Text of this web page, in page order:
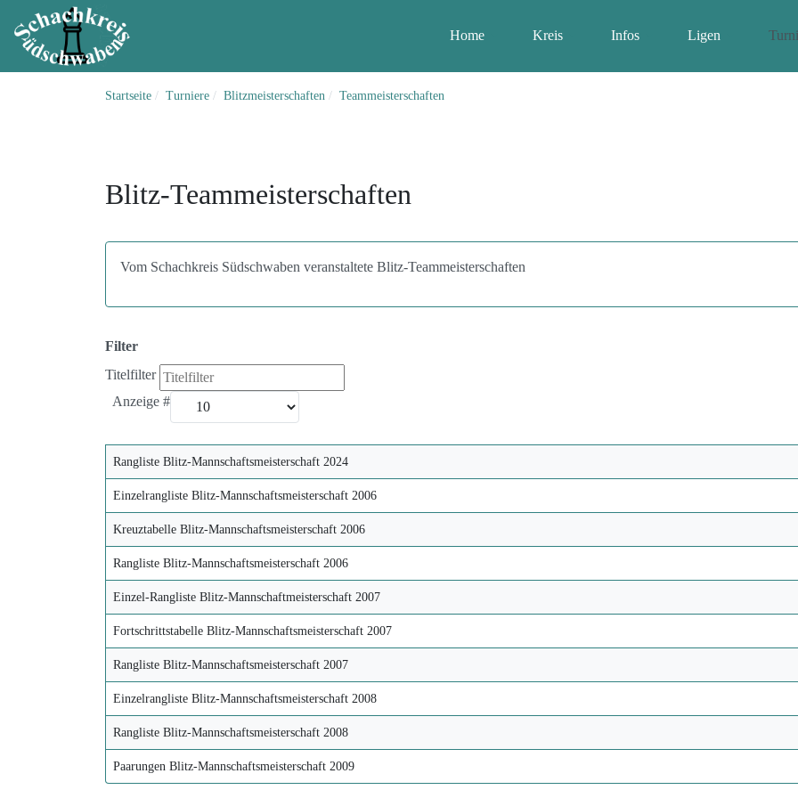
Home Kreis Infos Ligen
Startseite Turniere Blitzmeisterschaften Teammeisterschaften
Blitz-Teammeisterschaften
Vom Schachkreis Südschwaben veranstaltete Blitz-Teammeisterschaften
Filter
Titelfilter
Anzeige #
Rangliste Blitz-Mannschaftsmeisterschaft 2024
Einzelrangliste Blitz-Mannschaftsmeisterschaft 2006
Kreuztabelle Blitz-Mannschaftsmeisterschaft 2006
Rangliste Blitz-Mannschaftsmeisterschaft 2006
Einzel-Rangliste Blitz-Mannschaftmeisterschaft 2007
Fortschrittstabelle Blitz-Mannschaftsmeisterschaft 2007
Rangliste Blitz-Mannschaftsmeisterschaft 2007
Einzelrangliste Blitz-Mannschaftsmeisterschaft 2008
Rangliste Blitz-Mannschaftsmeisterschaft 2008
Paarungen Blitz-Mannschaftsmeisterschaft 2009